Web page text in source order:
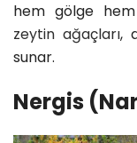
hem gölge hem
zeytin ağaçları,
sunar.
Nergis